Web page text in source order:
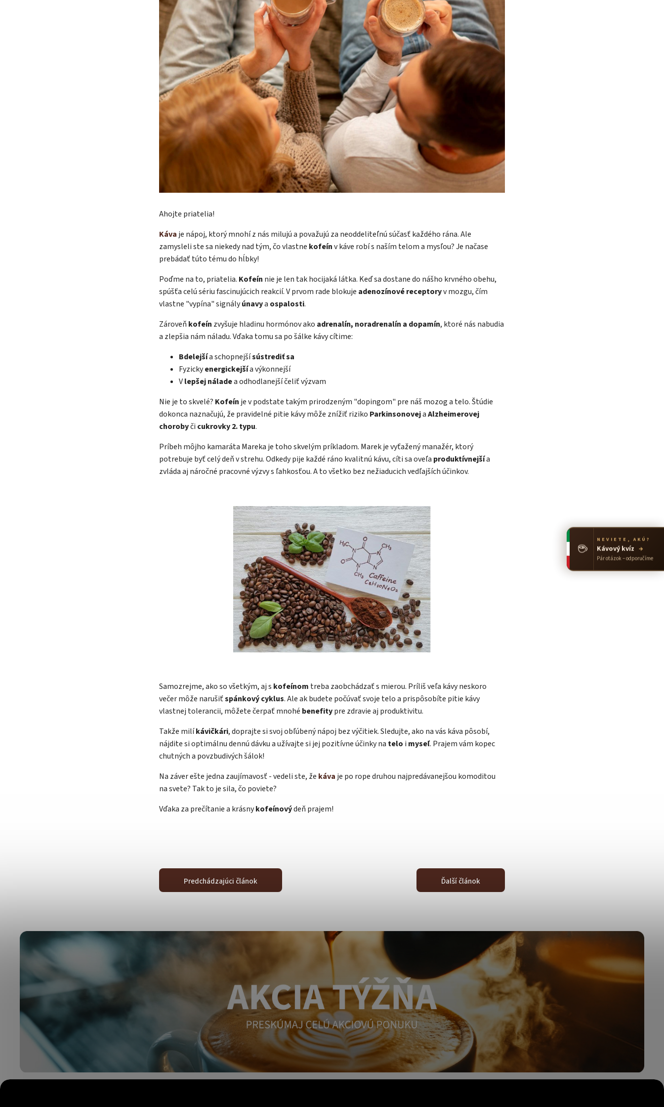
Ahojte priatelia!
Káva je nápoj, ktorý mnohí z nás milujú a považujú za neoddeliteľnú súčasť každého rána. Ale
zamysleli ste sa niekedy nad tým, čo vlastne kofeínv káve robí s naším telom a mysľou? Je načase
prebádať túto tému do hĺbky!
Poďme na to, priatelia. Kofeín nie je len tak hocijaká látka. Keď sa dostane do nášho krvného obehu,
spúšťa celú sériu fascinujúcich reakcií. V prvom rade blokuje adenozínové receptoryv mozgu, čím
vlastne "vypína" signályúnavya ospalosti.
Zároveň kofeín zvyšuje hladinu hormónov ako adrenalín, noradrenalín a dopamín, ktoré nás nabudia
a zlepšia nám náladu. Vďaka tomu sa po šálke kávy cítime:
Bdelejšía schopnejšísústrediť sa
Fyzickyenergickejšía výkonnejší
Vlepšej náladea odhodlanejší čeliť výzvam
Nie je to skvelé? Kofeín je v podstate takým prirodzeným "dopingom" pre náš mozog a telo. Štúdie
dokonca naznačujú, že pravidelné pitie kávy môže znížiť riziko ParkinsonovejaAlzheimerovej
chorobyči cukrovky 2. typu.
Príbeh môjho kamaráta Mareka je toho skvelým príkladom. Marek je vyťažený manažér, ktorý
potrebuje byť celý deň v strehu. Odkedy pije každé ráno kvalitnú kávu, cíti sa oveľa produktívnejšía
zvláda aj náročné pracovné výzvy s ľahkosťou. A to všetko bez nežiaducich vedľajších účinkov.
Samozrejme, ako so všetkým, aj s kofeínom treba zaobchádzať s mierou. Príliš veľa kávy neskoro
večer môže narušiťspánkový cyklus. Ale ak budete počúvať svoje telo a prispôsobíte pitie kávy
vlastnej tolerancii, môžete čerpať mnohé benefitypre zdravie aj produktivitu.
Takže milíkávičkári, doprajte si svoj obľúbený nápoj bez výčitiek. Sledujte, ako na vás káva pôsobí,
nájdite si optimálnu dennú dávku a užívajte si jej pozitívne účinky na telo i myseľ. Prajem vám kopec
chutných a povzbudivých šálok!
Na záver ešte jedna zaujímavosť - vedeli ste, že káva je po rope druhou najpredávanejšou komoditou
na svete? Tak to je sila, čo poviete?
Vďaka za prečítanie a krásnykofeínovýdeň prajem!
Predchádzajúci článok Ďalší článok
Barista — poradca Caffeitaliano
☕ NEVIETE, AKÚ?
Kávový kvíz →
Pár otázok – odporučíme